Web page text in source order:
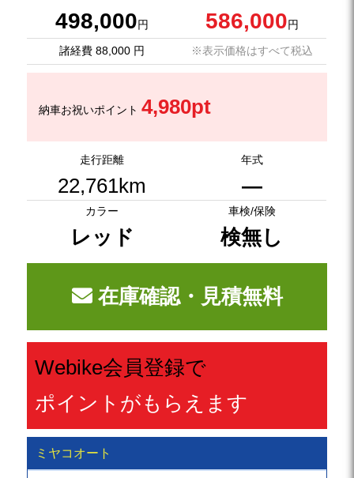
498,000円 586,000円
諸経費 88,000 円 ※表示価格はすべて税込
納車お祝いポイント 4,980pt
走行距離 年式
22,761km ―
カラー 車検/保険
レッド 検無し
在庫確認・見積無料
Webike会員登録で
ポイントがもらえます
ミヤコオート